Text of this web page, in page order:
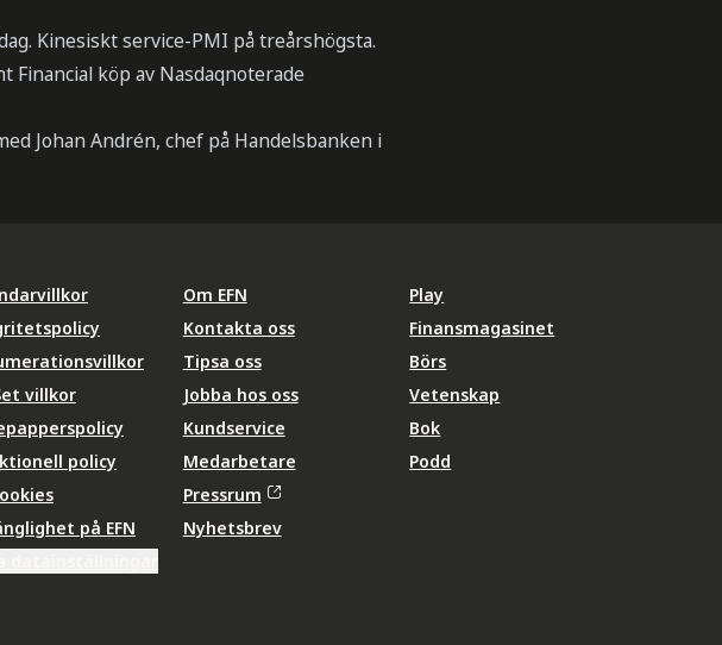
Kinesiskt service-PMI på treårshögsta.
Financial köp av Nasdaqnoterade
Johan Andrén, chef på Handelsbanken i
villkor
policy
på EFN
Om EFN
Kontakta oss
Tipsa oss
Jobba hos oss
Kundservice
Medarbetare
Pressrum
Nyhetsbrev
Play
Finansmagasinet
Börs
Vetenskap
Bok
Podd